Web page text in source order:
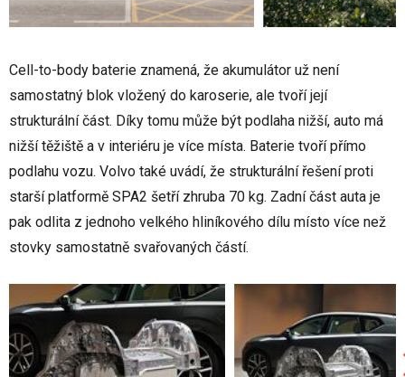
Cell-to-body baterie znamená, že akumulátor už není
samostatný blok vložený do karoserie, ale tvoří její
strukturální část. Díky tomu může být podlaha nižší, auto má
nižší těžiště a v interiéru je více místa. Baterie tvoří přímo
podlahu vozu. Volvo také uvádí, že strukturální řešení proti
starší platformě SPA2 šetří zhruba 70 kg. Zadní část auta je
pak odlita z jednoho velkého hliníkového dílu místo více než
stovky samostatně svařovaných částí.